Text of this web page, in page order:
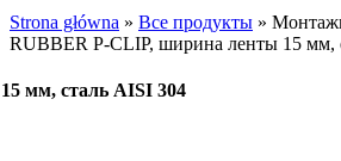
Strona główna » Все продукты »
RUBBER P-CLIP, ширина ленты 15 мм,
мм, сталь AISI 304